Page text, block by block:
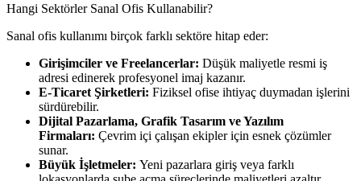
Hangi Sektörler Sanal Ofis Kullanabilir?
Sanal ofis kullanımı birçok farklı sektöre hitap eder:
Girişimciler ve Freelancerlar: Düşük maliyetle resmi iş
adresi edinerek profesyonel imaj kazanır.
E-Ticaret Şirketleri: Fiziksel ofise ihtiyaç duymadan işlerini
sürdürebilir.
Dijital Pazarlama, Grafik Tasarım ve Yazılım
Firmaları: Çevrim içi çalışan ekipler için esnek çözümler
sunar.
Büyük İşletmeler: Yeni pazarlara giriş veya farklı